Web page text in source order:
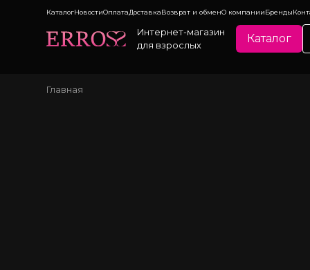
КаталогНовостиОплатаДоставкаВозврат и обменО компанииБренды
Интернет-магазин
для взрослых
Каталог
Главная